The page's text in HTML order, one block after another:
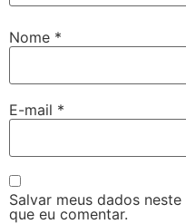
Nome *
E-mail *
Salvar meus dados
que eu comentar.